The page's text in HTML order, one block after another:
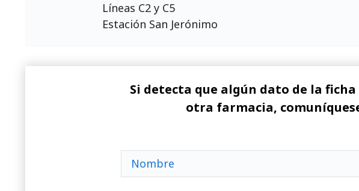
Líneas C2 y C5
Estación San Jerónimo
Si detecta que algún dato de la
otra farmacia,